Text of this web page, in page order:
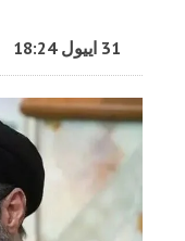
31 اییول 18:24